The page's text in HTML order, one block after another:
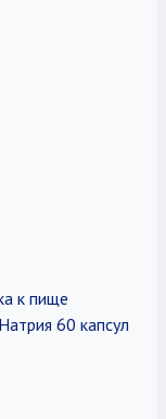
к пище
60 капсул